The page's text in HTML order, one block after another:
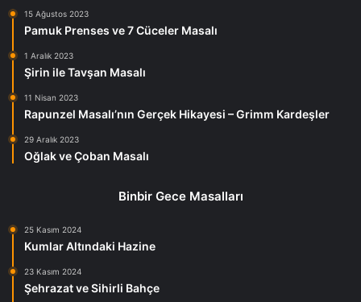
15 Ağustos 2023
Pamuk Prenses ve 7 Cüceler Masalı
1 Aralık 2023
Şirin ile Tavşan Masalı
11 Nisan 2023
Rapunzel Masalı’nın Gerçek Hikayesi – Grimm Kardeşler
29 Aralık 2023
Oğlak ve Çoban Masalı
Binbir Gece Masalları
25 Kasım 2024
Kumlar Altındaki Hazine
23 Kasım 2024
Şehrazat ve Sihirli Bahçe